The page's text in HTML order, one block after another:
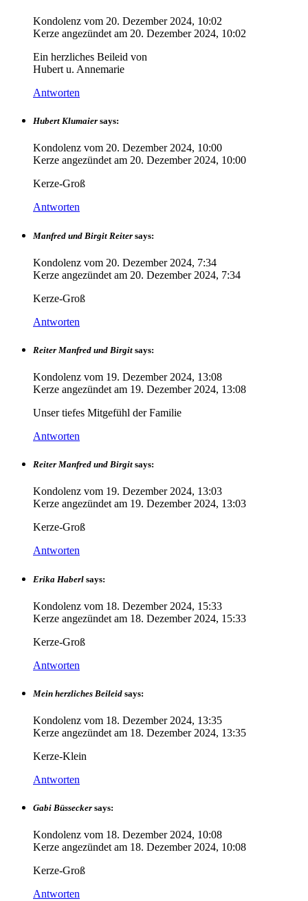
Kondolenz vom 20. Dezember 2024, 10:02
Kerze angezündet am 20. Dezember 2024, 10:02
Ein herzliches Beileid von
Hubert u. Annemarie
Antworten
Hubert Klumaier says:
Kondolenz vom 20. Dezember 2024, 10:00
Kerze angezündet am 20. Dezember 2024, 10:00
Kerze-Groß
Antworten
Manfred und Birgit Reiter says:
Kondolenz vom 20. Dezember 2024, 7:34
Kerze angezündet am 20. Dezember 2024, 7:34
Kerze-Groß
Antworten
Reiter Manfred und Birgit says:
Kondolenz vom 19. Dezember 2024, 13:08
Kerze angezündet am 19. Dezember 2024, 13:08
Unser tiefes Mitgefühl der Familie
Antworten
Reiter Manfred und Birgit says:
Kondolenz vom 19. Dezember 2024, 13:03
Kerze angezündet am 19. Dezember 2024, 13:03
Kerze-Groß
Antworten
Erika Haberl says:
Kondolenz vom 18. Dezember 2024, 15:33
Kerze angezündet am 18. Dezember 2024, 15:33
Kerze-Groß
Antworten
Mein herzliches Beileid says:
Kondolenz vom 18. Dezember 2024, 13:35
Kerze angezündet am 18. Dezember 2024, 13:35
Kerze-Klein
Antworten
Gabi Büssecker says:
Kondolenz vom 18. Dezember 2024, 10:08
Kerze angezündet am 18. Dezember 2024, 10:08
Kerze-Groß
Antworten